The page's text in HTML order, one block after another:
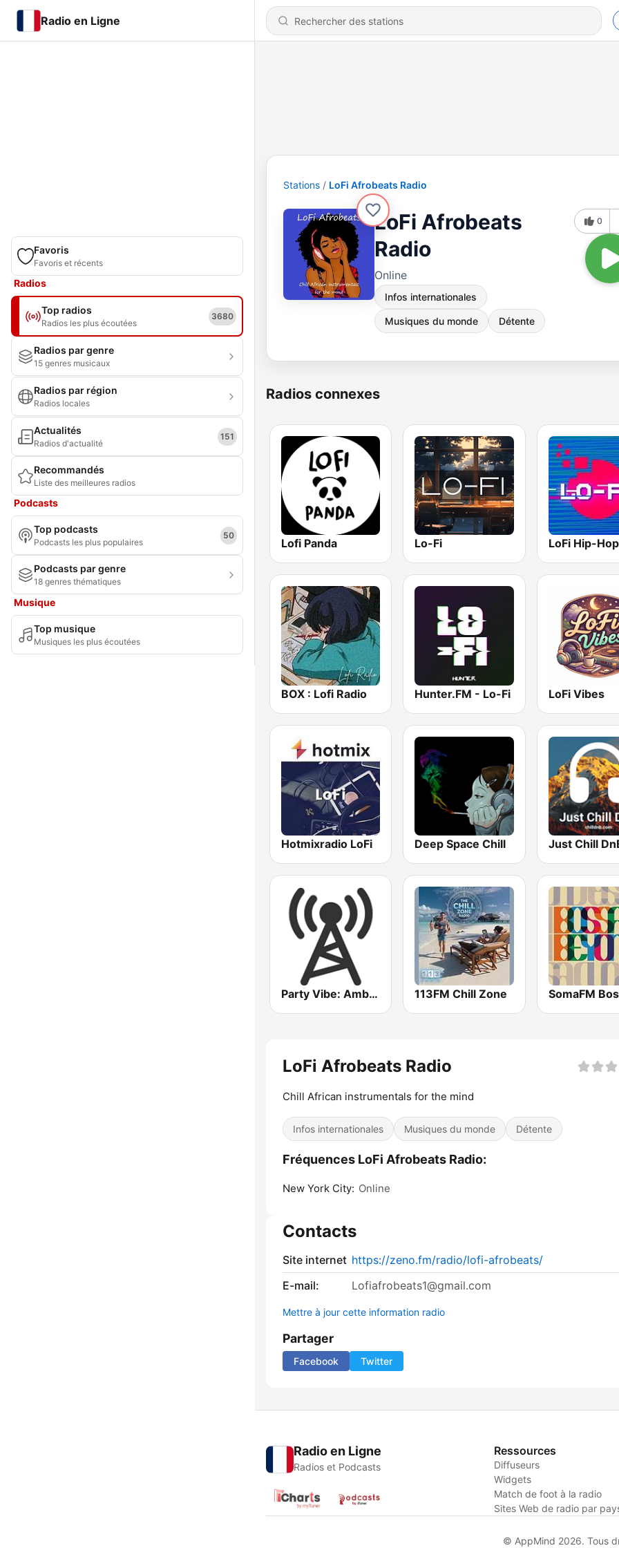
Radio en Ligne
Favoris
Favoris et récents
Radios
Top radios
Radios les plus écoutées
3680
Radios par genre
15 genres musicaux
Radios par région
Radios locales
Actualités
Radios d'actualité
151
Recommandés
Liste des meilleures radios
Podcasts
Top podcasts
Podcasts les plus populaires
50
Podcasts par genre
18 genres thématiques
Musique
Top musique
Musiques les plus écoutées
Stations LoFi Afrobeats Radio
LoFi Afrobeats
Radio
Online
Infos internationales
Musiques du monde Détente
0
Radios connexes
Lofi Panda Lo-Fi
BOX : Lofi Radio Hunter.FM - Lo-Fi LoFi Vibes
Hotmixradio LoFi Deep Space Chill Just Chill
Party Vibe: Ambient, Chill Out and Relaxation 113FM Chill Zone
LoFi Afrobeats Radio
Chill African instrumentals for the mind
Infos internationales Musiques du monde Détente
Fréquences LoFi Afrobeats Radio:
New York City: Online
Contacts
Site internet https://zeno.fm/radio/lofi-afrobeats/
E-mail:
Lofiafrobeats1@gmail.com
Mettre à jour cette information radio
Partager
Facebook Twitter
Radio en Ligne
Radios et Podcasts
Ressources
Diffuseurs
Widgets
Match de foot à la radio
Sites Web de radio par
© AppMind 2026. Tous